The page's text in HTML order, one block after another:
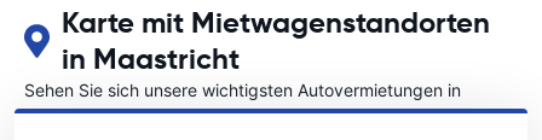
Karte mit Mietwagenstandorten
in Maastricht
Sehen Sie sich unsere wichtigsten Autovermietungen in
Maastricht an